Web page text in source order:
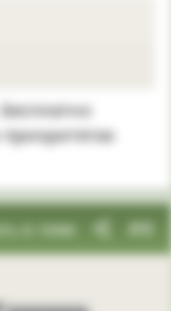
в теме #8